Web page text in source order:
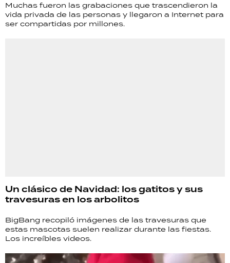
Muchas fueron las grabaciones que trascendieron la
vida privada de las personas y llegaron a Internet para
ser compartidas por millones.
Un clásico de Navidad: los gatitos y sus
travesuras en los arbolitos
BigBang recopiló imágenes de las travesuras que
estas mascotas suelen realizar durante las fiestas.
Los increíbles videos.